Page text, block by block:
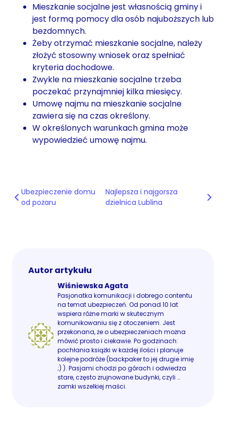
Mieszkanie socjalne jest własnością gminy i
jest formą pomocy dla osób najuboższych lub
bezdomnych.
Żeby otrzymać mieszkanie socjalne, należy
złożyć stosowny wniosek oraz spełniać
kryteria dochodowe.
Zwykle na mieszkanie socjalne trzeba
poczekać przynajmniej kilka miesięcy.
Umowę najmu na mieszkanie socjalne
zawiera się na czas określony.
W określonych warunkach gmina może
wypowiedzieć umowę najmu.
Ubezpieczenie domu
od pożaru
Najlepsza i najgorsza
dzielnica Lublina
Autor artykułu
Wiśniewska Agata
Pasjonatka komunikacji i dobrego contentu
na temat ubezpieczeń. Od ponad 10 lat
wspiera różne marki w skutecznym
komunikowaniu się z otoczeniem. Jest
przekonana, że o ubezpieczeniach można
mówić prosto i ciekawie. Po godzinach:
pochłania książki w każdej ilości i planuje
kolejne podróże (backpaker to jej drugie imię
;) ). Pasjami chodzi po górach i odwiedza
stare, często zrujnowane budynki, czyli …
zamki wszelkiej maści.